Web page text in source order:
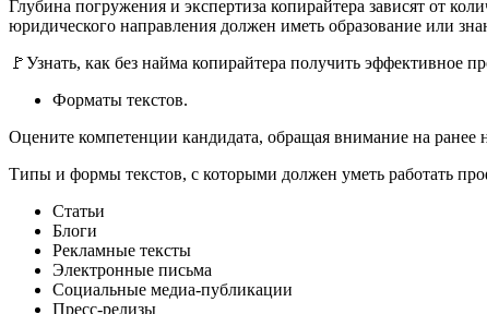
Глубина погружения и экспертиза копирайтера зависят от
юридического направления должен иметь образование или
🚩Узнать, как без найма копирайтера получить эффективное
Форматы текстов.
Оцените компетенции кандидата, обращая внимание на ранее
Типы и формы текстов, с которыми должен уметь работать
Статьи
Блоги
Рекламные тексты
Электронные письма
Социальные медиа-публикации
Пресс-релизы